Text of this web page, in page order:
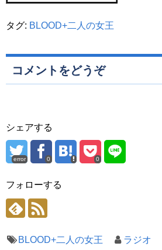
タグ: BLOOD+二人の女王
コメントをどうぞ
シェアする
error 0 0
フォローする
BLOOD+二人の女王 ラジオ